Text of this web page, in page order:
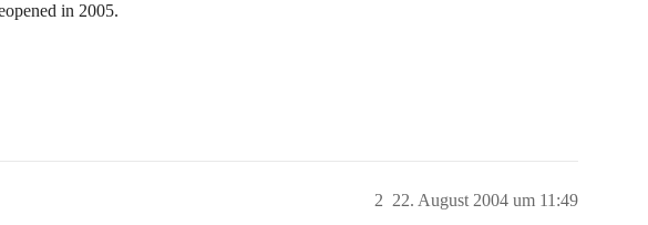
in 2005.
22. August 2004 um 11:49
2